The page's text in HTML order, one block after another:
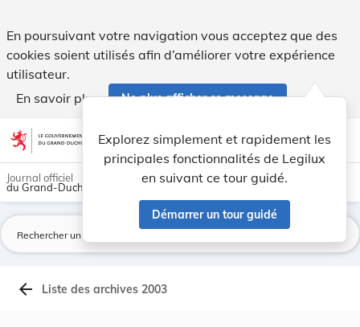
En poursuivant votre navigation vous acceptez que des
cookies soient utilisés afin d’améliorer votre expérience
utilisateur.
En savoir plus
Ne plus afficher ce message
Aller au contenu account_circle help Aide
Explorez simplement et rapidement les
principales fonctionnalités de Legilux
en suivant ce tour guidé.
Démarrer un tour guidé
light_mode dark_mode
Journal officiel
du Grand-Duché de Luxembourg
arrow_back Liste des archives 2003